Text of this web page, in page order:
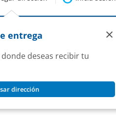
entrega
deseas recibir tu
dirección
×
Neutek NT1, 1 pz.